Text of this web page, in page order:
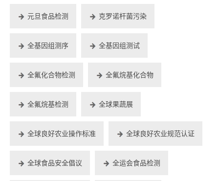
元旦食品检测 克罗诺杆菌污染
全基因组测序 全基因组测试
全氟化合物检测 全氟烷基化合物
全氟烷基检测 全球果蔬展
全球良好农业操作标准 全球良好农业规范认证
全球食品安全倡议 全运会食品检测